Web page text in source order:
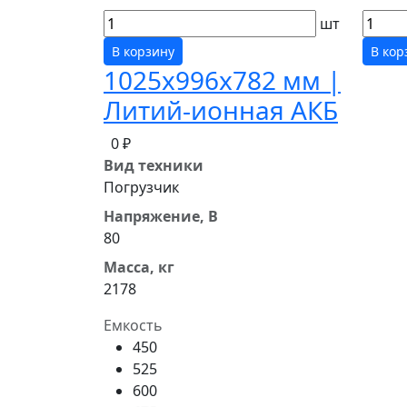
шт
В корзину В
1025x996x782 мм |
Литий-ионная АКБ
0 ₽
Вид техники
Погрузчик
Напряжение, В
80
Масса, кг
2178
Емкость
450
525
600